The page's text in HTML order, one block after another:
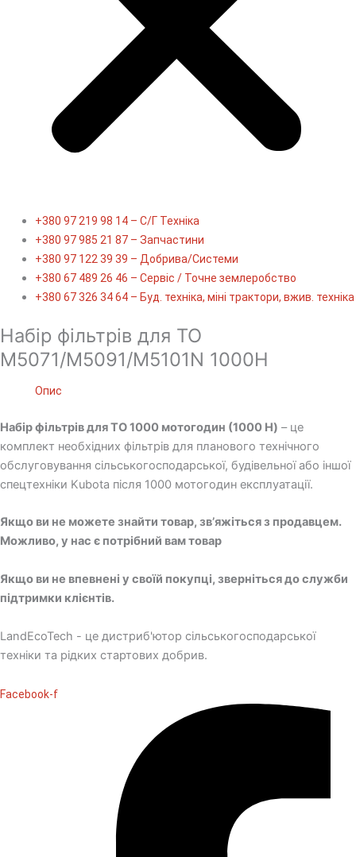
+380 97 219 98 14 – С/Г Техніка
+380 97 985 21 87 – Запчастини
+380 97 122 39 39 – Добрива/Cистеми
+380 67 489 26 46 – Сервіс / Точне землеробство
+380 67 326 34 64 – Буд. техніка, міні трактори, вжив. техніка
Набір фільтрів для ТО
M5071/M5091/M5101N 1000H
Опис
Набір фільтрів для ТО 1000 мотогодин (1000 H) – це
комплект необхідних фільтрів для планового технічного
обслуговування сільськогосподарської, будівельної або іншої
спецтехніки Kubota після 1000 мотогодин експлуатації.
Якщо ви не можете знайти товар, зв’яжіться з продавцем.
Можливо, у нас є потрібний вам товар
Якщо ви не впевнені у своїй покупці, зверніться до служби
підтримки клієнтів.
LandEcoTech - це дистриб'ютор сільськогосподарської
техніки та рідких стартових добрив.
Facebook-f